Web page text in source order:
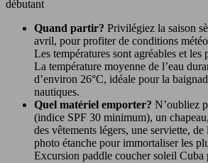
débutant
Quand partir? Privilégiez la saison
avril, pour profiter de conditions
Les températures sont agréables et les
La température moyenne de l’eau
d’environ 26°C, idéale pour la
nautiques.
Quel matériel emporter? N’oubliez
(indice SPF 30 minimum), un
des vêtements légers, une serviette, de
photo étanche pour immortaliser les
Excursion paddle coucher soleil Cuba